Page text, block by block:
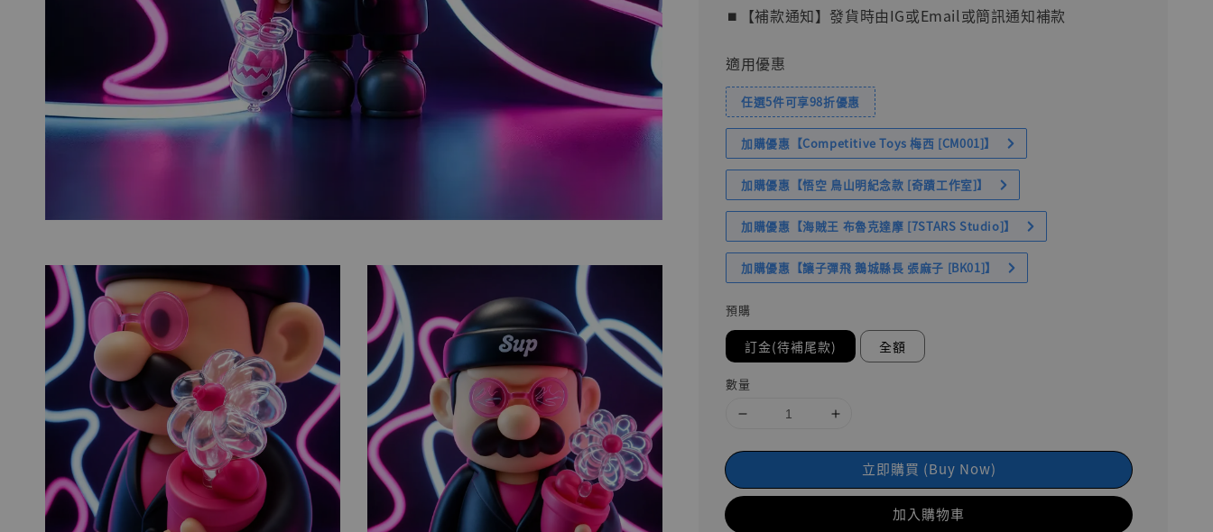
⏹︎【補款通知】發貨時由IG或Email或簡訊通知補款
適用優惠
任選5件可享98折優惠
加購優惠【Competitive Toys 梅西 [CM001]】
加購優惠【悟空 鳥山明紀念款 [奇蹟工作室]】
加購優惠【海賊王 布魯克達摩 [7STARS Studio]】
加購優惠【讓子彈飛 鵝城縣長 張麻子 [BK01]】
預購
訂金(待補尾款) 全額
數量
立即購買 (Buy Now)
加入購物車